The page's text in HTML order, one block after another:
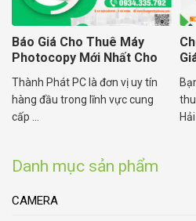
Danh mục sản phẩm
CAMERA
Báo Giá Cho Thuê Máy
Photocopy Mới Nhất Cho
Dương
Thành Phát PC là đơn vị uy tín
hàng đầu trong lĩnh vực cung
cấp ...